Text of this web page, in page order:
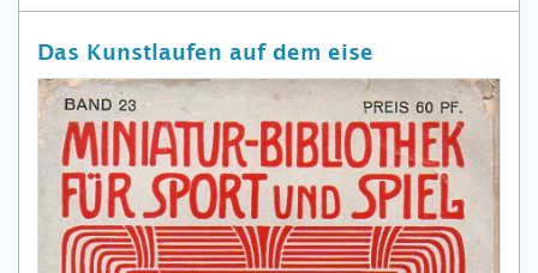
Das Kunstlaufen auf dem eise